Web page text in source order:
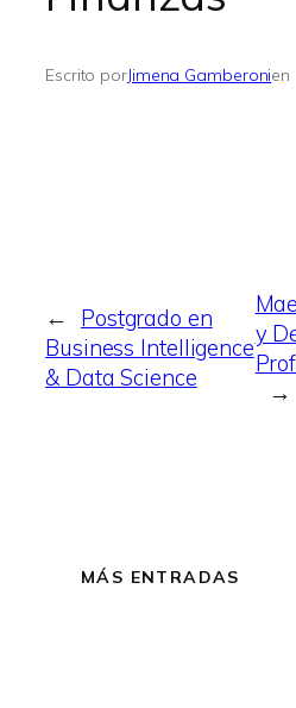
Escrito porJimena Gamberonien
←
Postgrado en
Business Intelligence
& Data Science
y
→
MÁS ENTRADAS